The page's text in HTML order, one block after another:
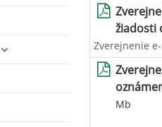
žiadosti
Zverejnenie
Mb